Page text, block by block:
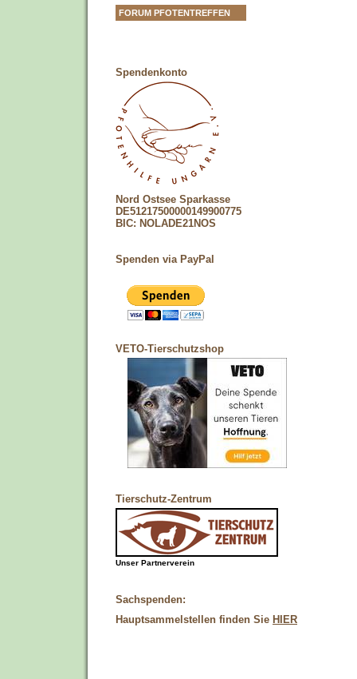
FORUM PFOTENTREFFEN
Spendenkonto
Nord Ostsee Sparkasse
DE51217500000149900775
BIC: NOLADE21NOS
Spenden via PayPal
VETO-Tierschutzshop
Tierschutz-Zentrum
Unser Partnerverein
Sachspenden:
Hauptsammelstellen finden Sie HIER